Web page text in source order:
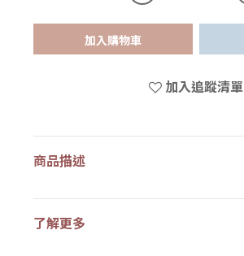
加入購物車
加入追蹤清單
商品描述
了解更多